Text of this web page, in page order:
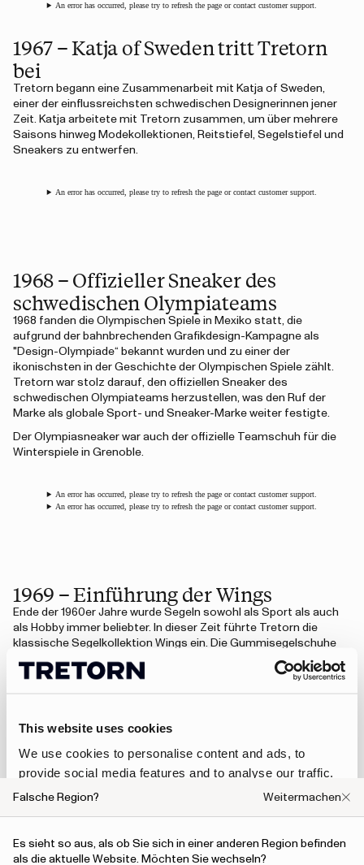
This website uses cookies
We use cookies to personalise content and ads, to
provide social media features and to analyse our traffic.
We also share information about your use of our site with
provided to them or that they’ve collected from your use
An error has occurred, please try to refresh the page or contact customer support.
1967 – Katja of Sweden tritt Tretorn
bei
Tretorn begann eine Zusammenarbeit mit Katja of Sweden,
einer der einflussreichsten schwedischen Designerinnen jener
Zeit. Katja arbeitete mit Tretorn zusammen, um über mehrere
Saisons hinweg Modekollektionen, Reitstiefel, Segelstiefel und
Sneakers zu entwerfen.
An error has occurred, please try to refresh the page or contact customer support.
1968 – Offizieller Sneaker des
schwedischen Olympiateams
1968 fanden die Olympischen Spiele in Mexiko statt, die
aufgrund der bahnbrechenden Grafikdesign-Kampagne als
"Design-Olympiade“ bekannt wurden und zu einer der
ikonischsten in der Geschichte der Olympischen Spiele zählt.
Tretorn war stolz darauf, den offiziellen Sneaker des
schwedischen Olympiateams herzustellen, was den Ruf der
Marke als globale Sport- und Sneaker-Marke weiter festigte.
Der Olympiasneaker war auch der offizielle Teamschuh für die
Winterspiele in Grenoble.
An error has occurred, please try to refresh the page or contact customer support.
An error has occurred, please try to refresh the page or contact customer support.
1969 – Einführung der Wings
Ende der 1960er Jahre wurde Segeln sowohl als Sport als auch
als Hobby immer beliebter. In dieser Zeit führte Tretorn die
klassische Segelkollektion Wings ein. Die Gummisegelschuhe
erfreuten sich schnell großer Beliebtheit und wurden im
gesamten schwedischen Schärengarten zu einem vertrauten
An error has occurred, please try to refresh the page or contact customer support.
1972 – Einführung des Sarek
Anfang der 1970er Jahre suchten die Menschen wieder die Nähe
zur Natur und unternahmen Ausflüge in die Wälder. 1972 brachte
Falsche Region? Weitermachen
Es sieht so aus, als ob Sie sich in einer anderen Region befinden
als die aktuelle Website. Möchten Sie wechseln?